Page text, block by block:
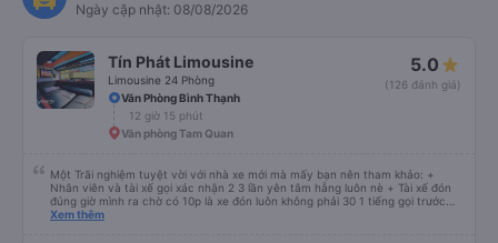
Ngày cập nhật: 08/08/2026
Tín Phát Limousine
Limousine 24 Phòng
5.0
(126 đánh giá)
Văn Phòng Bình Thạnh
12 giờ 15 phút
Văn phòng Tam Quan
Một Trãi nghiệm tuyệt vời với nhà xe mới mà mấy bạn nên tham khảo: +
Nhân viên và tài xế gọi xác nhận 2 3 lần yên tâm hẵng luôn nè + Tài xế đón
đúng giờ mình ra chờ có 10p là xe đón luôn không phải 30 1 tiếng gọi trước
đợi cực + Xe mới, xịn, thơm và Đặt biệt là cực kỳ ưng mền gối trên xe luôn
Xem thêm